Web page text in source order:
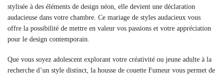
stylisée à des éléments de design néon, elle devient une déclaration
audacieuse dans votre chambre. Ce mariage de styles audacieux vous
offre la possibilité de mettre en valeur vos passions et votre appréciation
pour le design contemporain.
Que vous soyez adolescent explorant votre créativité ou jeune adulte à la
recherche d’un style distinct, la housse de couette Fumeur vous permet de